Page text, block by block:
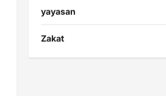
yayasan
Zakat